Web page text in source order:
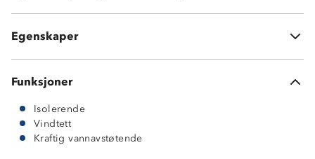
Egenskaper
Glidelåsåpning nederst i beina for skoskift
Funksjoner
Isolerende
Vindtett
Kraftig vannavstøtende